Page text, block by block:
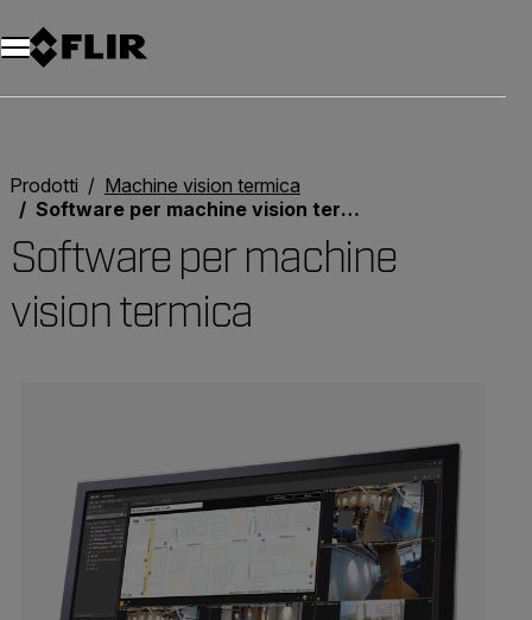
Unread messages
Modello
Rimuovi
articoli
articolo
Aggiungi al carrello
Aggiunto al carrello
Prodotti
Machine vision termica
Software per machine vision termica
Software per machine
vision termica